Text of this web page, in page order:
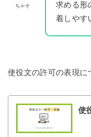
ちゃそ
求める形
着しやす
使役文の許可の表現に
使